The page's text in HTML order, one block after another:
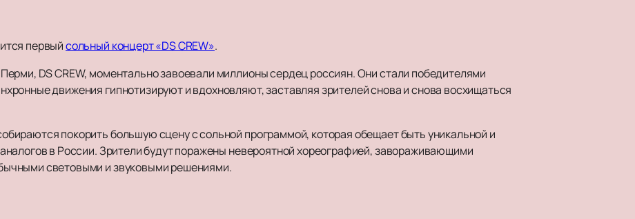
первыйсольный концерт «DS CREW».
DS CREW, моментально завоевали миллионы сердец россиян. Они стали победителями
движения гипнотизируют и вдохновляют, заставляя зрителей снова и снова восхищаться
покорить большую сцену с сольной программой, которая обещает быть уникальной и
в России. Зрители будут поражены невероятной хореографией, завораживающими
световыми и звуковыми решениями.